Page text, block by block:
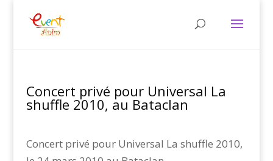
Concert privé pour Universal La
shuffle 2010, au Bataclan
Concert privé pour Universal La shuffle 2010,